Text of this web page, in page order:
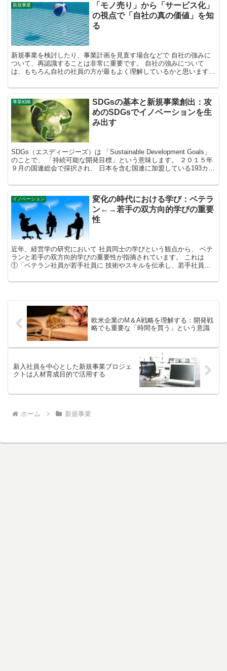
新規事業
「モノ売り」から「サービス化」
の視点で「自社の真の価値」を知
る
新規事業を検討したり、事業計画を見直す場合などで 自社の強みに
ついて、再認識することは非常に重要です。 自社の強みについて
は、もちろん自社の社員の方が最もよく理解しているかと思います
事業戦略
SDGsの基本と新規事業創出：攻
めのSDGsでイノベーションを生
み出す
SDGs（エスディージーズ）は 「Sustainable Development Goals」
のことで、 「持続可能な開発目標」という意味します。 ２０１５年
９月の国連総会で採択され、 日本を含む国連に加盟している193カ国
イノベーション
変化の時代における学び：ベテラ
ン←→若手の双方向的学びの重要
性
近年、経営学の研究において 社員同士の学びという観点から、 ベテ
ランと若手の双方向的学びの重要性が指摘されています。 これは
①「ベテラン社員が若手社員に 技術やスキルを伝承し、若手社員が
欧米企業のM＆A戦略を理解する：開発戦
略でも重要な「時間を買う」という意識
新入社員を中心とした新規事業プロジェ
クトは人材育成目的で活用する
ホーム 新規事業